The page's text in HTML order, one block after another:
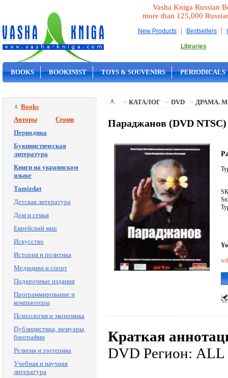
Vasha Kniga Russian
more than 125,000
New Products | Bestsellers |
Libraries
BOOKS BOOKINIST TOYS & SOUVENIRS PERIODICALS
Books
Авторы
Серии
Периодика
Букинистическая
литература
Книги на украинском
языке
Tamizdat
Детская литература
Дом и семья
Еврейский мир
Искусство
История и политика
Медицина и спорт
Подарочные издания
Программирование и
компьютеры
Психология и экономика
Публицистика, мемуары,
биографии
Религия и эзотерика
Учебная и научная
литература
КАТАЛОГ DVD ДРАМА.
Параджанов (DVD NTSC)
Краткая
DVD Регион: ALL